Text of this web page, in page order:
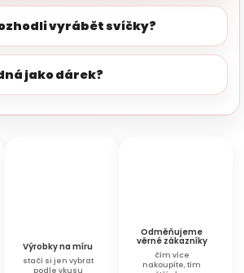
vyrábět svíčky?
jako dárek?
Výrobky na míru
stačí si jen vybrat
podle vkusu
Odměňujeme
věrné zákazníky
čím více
nakoupíte, tím